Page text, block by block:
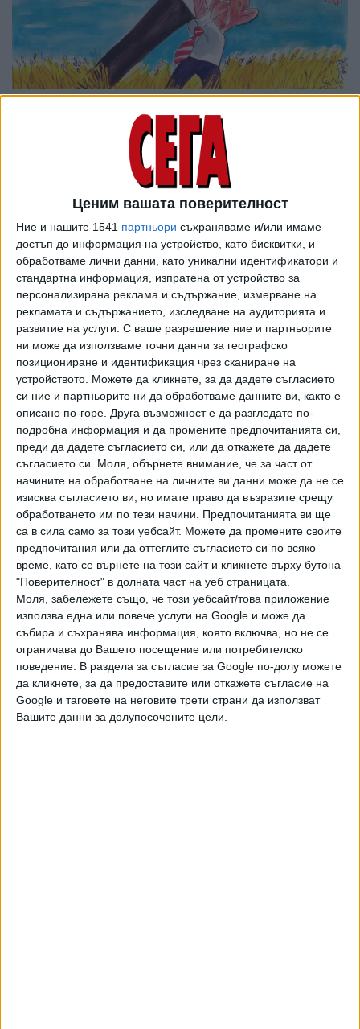
Ценим вашата поверителност
Ние и нашите 1541 партньори съхраняваме и/или имаме
достъп до информация на устройство, като бисквитки, и
обработваме лични данни, като уникални идентификатори и
стандартна информация, изпратена от устройство за
персонализирана реклама и съдържание, измерване на
рекламата и съдържанието, изследване на аудиторията и
развитие на услуги. С ваше разрешение ние и партньорите
ни може да използваме точни данни за географско
позициониране и идентификация чрез сканиране на
устройството. Можете да кликнете, за да дадете съгласието
си ние и партньорите ни да обработваме данните ви, както е
описано по-горе. Друга възможност е да разгледате по-
подробна информация и да промените предпочитанията си,
преди да дадете съгласието си, или да откажете да дадете
съгласието си.
Моля, обърнете внимание, че за част от
начините на обработване на личните ви данни може да не се
изисква съгласието ви, но имате право да възразите срещу
обработването им по тези начини. Предпочитанията ви ще
са в сила само за този уебсайт. Можете да промените своите
предпочитания или да оттеглите съгласието си по всяко
време, като се върнете на този сайт и кликнете върху бутона
"Поверителност" в долната част на уеб страницата.
Моля, забележете също, че този уебсайт/това приложение
използва една или повече услуги на Google и може да
събира и съхранява информация, която включва, но не се
ограничава до Вашето посещение или потребителско
поведение. В раздела за съгласие за Google по-долу можете
да кликнете, за да предоставите или откажете съгласие на
Google и таговете на неговите трети страни да използват
Вашите данни за долупосочените цели.
ПОСЛЕ
Хавайската Богородица заплака с фентанилови сълзи
Видео Разгледай всички